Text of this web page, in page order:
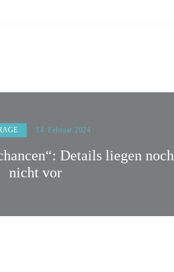
14. Februar 2024
Details liegen noch
nicht vor